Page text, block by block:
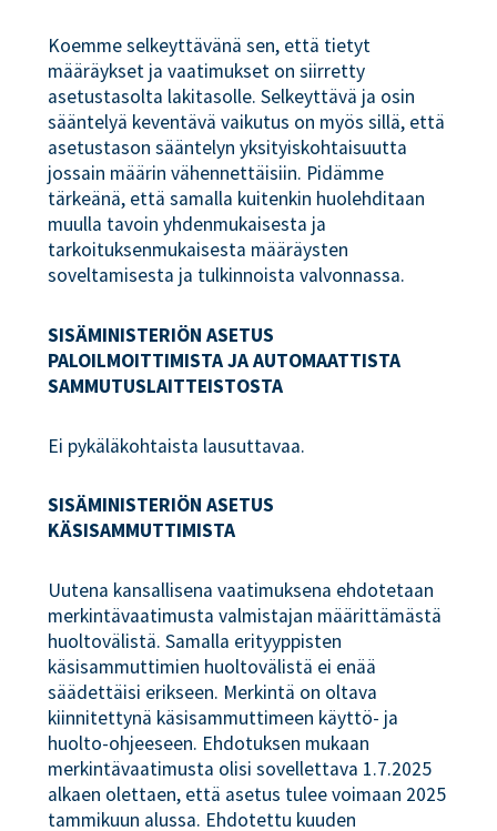
Koemme selkeyttävänä sen, että tietyt
määräykset ja vaatimukset on siirretty
asetustasolta lakitasolle. Selkeyttävä ja osin
sääntelyä keventävä vaikutus on myös sillä, että
asetustason sääntelyn yksityiskohtaisuutta
jossain määrin vähennettäisiin. Pidämme
tärkeänä, että samalla kuitenkin huolehditaan
muulla tavoin yhdenmukaisesta ja
tarkoituksenmukaisesta määräysten
soveltamisesta ja tulkinnoista valvonnassa.
SISÄMINISTERIÖN ASETUS
PALOILMOITTIMISTA JA AUTOMAATTISTA
SAMMUTUSLAITTEISTOSTA
Ei pykäläkohtaista lausuttavaa.
SISÄMINISTERIÖN ASETUS
KÄSISAMMUTTIMISTA
Uutena kansallisena vaatimuksena ehdotetaan
merkintävaatimusta valmistajan määrittämästä
huoltovälistä. Samalla erityyppisten
käsisammuttimien huoltovälistä ei enää
säädettäisi erikseen. Merkintä on oltava
kiinnitettynä käsisammuttimeen käyttö- ja
huolto-ohjeeseen. Ehdotuksen mukaan
merkintävaatimusta olisi sovellettava 1.7.2025
alkaen olettaen, että asetus tulee voimaan 2025
tammikuun alussa. Ehdotettu kuuden